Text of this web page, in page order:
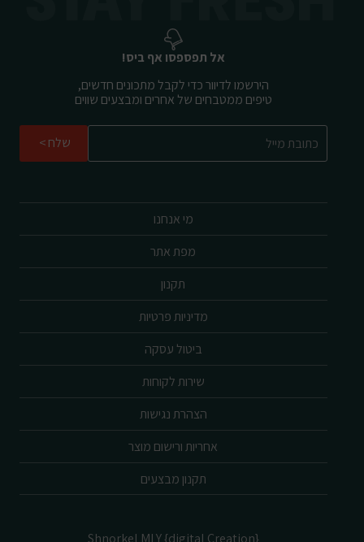
מי אנחנו
מפת אתר
תקנון
מדיניות פרטיות
ביטול עסקה
שירות לקוחות
הצהרת נגישות
אחריות ורישום מוצר
תקנון מבצעים
אל תפספסו אף ביס!
הירשמו לדיוור כדי לקבל מתכונים חדשים,
טיפים ממטבחים של אחרים ומבצעים שווים
שלח
Shnorkel MLY {digital Creation}